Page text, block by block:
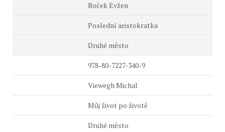
Boček Evžen
Poslední aristokratka
Druhé město
978-80-7227-340-9
Viewegh Michal
Můj život po životě
Druhé město